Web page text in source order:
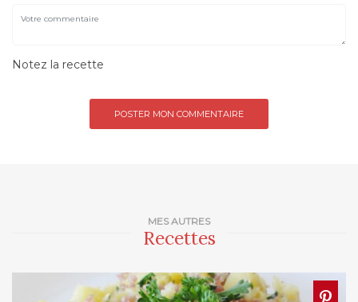
MES AUTRES
Recettes
Notez la recette